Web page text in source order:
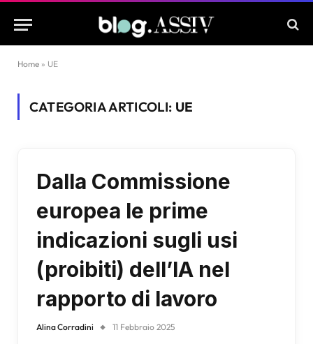
Home » UE
CATEGORIA ARTICOLI: UE
Dalla Commissione
europea le prime
indicazioni sugli usi
(proibiti) dell’IA nel
rapporto di lavoro
Alina Corradini 11 Febbraio 2025